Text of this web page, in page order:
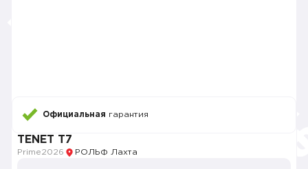
Официальная гарантия
TENET T7
Prime2026 РОЛЬФ Лахта